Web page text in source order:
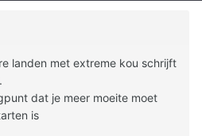
landen met extreme kou schrijft
dat je meer moeite moet
is